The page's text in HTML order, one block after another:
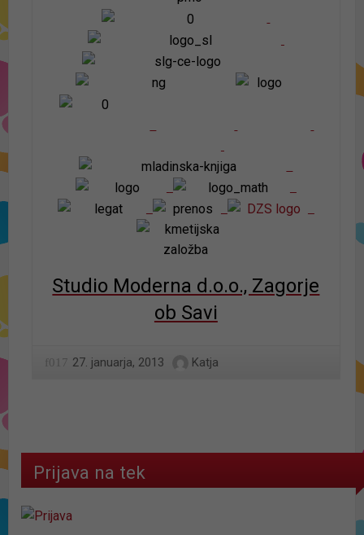
Studio Moderna d.o.o., Zagorje
ob Savi
27. januarja, 2013 Katja
Prijava na tek